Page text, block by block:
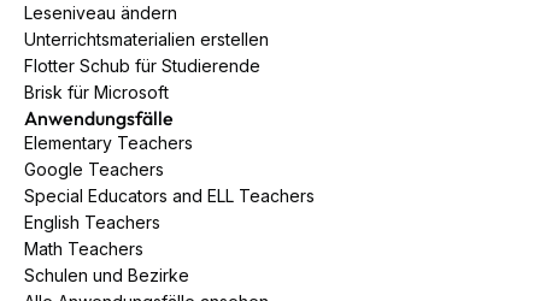
Leseniveau ändern
Unterrichtsmaterialien erstellen
Flotter Schub für Studierende
Brisk für Microsoft
Anwendungsfälle
Elementary Teachers
Google Teachers
Special Educators and ELL Teachers
English Teachers
Math Teachers
Schulen und Bezirke